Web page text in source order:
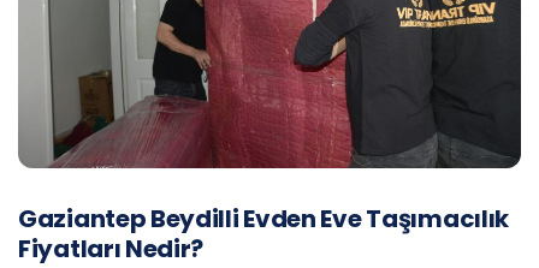
Gaziantep Beydilli Evden Eve Taşımacılık
Fiyatları Nedir?